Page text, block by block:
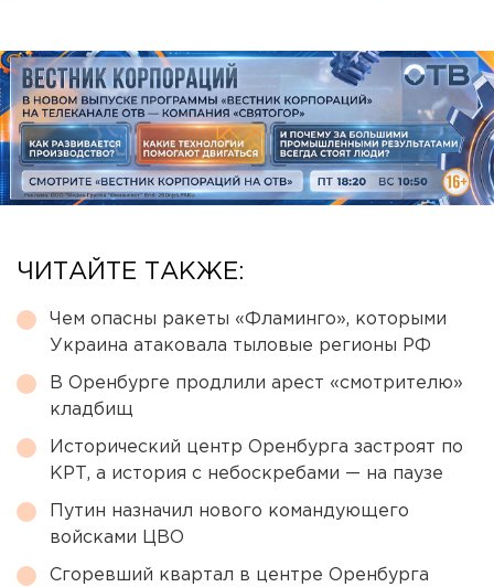
ЧИТАЙТЕ ТАКЖЕ:
Чем опасны ракеты «Фламинго», которыми
Украина атаковала тыловые регионы РФ
В Оренбурге продлили арест «смотрителю»
кладбищ
Исторический центр Оренбурга застроят по
КРТ, а история с небоскребами — на паузе
Путин назначил нового командующего
войсками ЦВО
Сгоревший квартал в центре Оренбурга